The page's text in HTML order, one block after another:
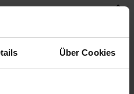
Über Cookies